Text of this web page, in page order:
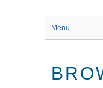
Menu